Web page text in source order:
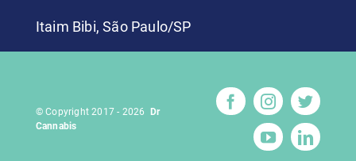
Itaim Bibi, São Paulo/SP
© Copyright 2017 - 2026 Dr
Cannabis